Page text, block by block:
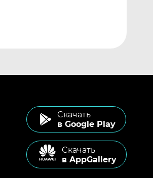
Cкачать
в Google Play
Cкачать
в AppGallery